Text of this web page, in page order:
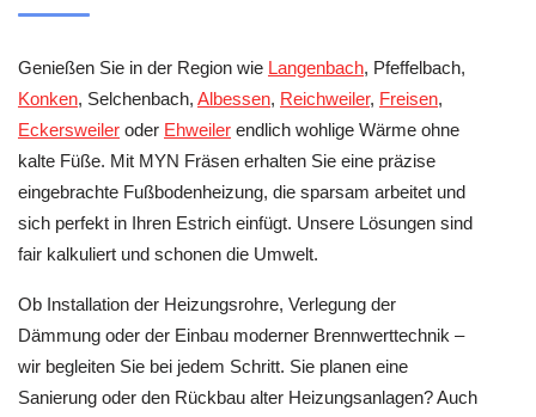
Genießen Sie in der Region wie Langenbach, Pfeffelbach,
Konken, Selchenbach, Albessen, Reichweiler, Freisen,
Eckersweiler oder Ehweiler endlich wohlige Wärme ohne
kalte Füße. Mit MYN Fräsen erhalten Sie eine präzise
eingebrachte Fußbodenheizung, die sparsam arbeitet und
sich perfekt in Ihren Estrich einfügt. Unsere Lösungen sind
fair kalkuliert und schonen die Umwelt.
Ob Installation der Heizungsrohre, Verlegung der
Dämmung oder der Einbau moderner Brennwerttechnik –
wir begleiten Sie bei jedem Schritt. Sie planen eine
Sanierung oder den Rückbau alter Heizungsanlagen? Auch